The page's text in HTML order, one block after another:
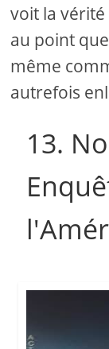
voit la
au point
même
autrefois
13.